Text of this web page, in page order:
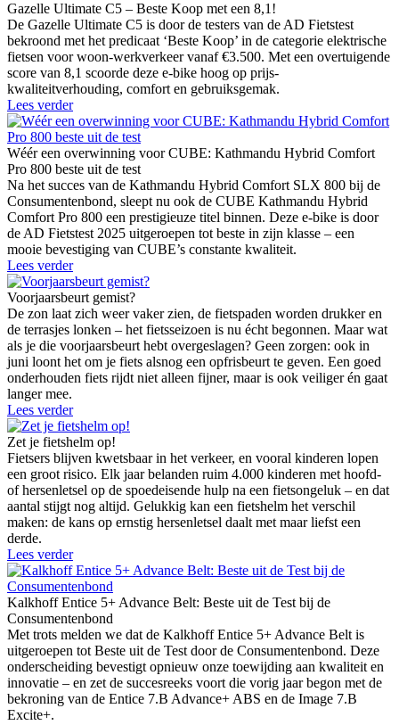
Gazelle Ultimate C5 – Beste Koop met een 8,1!
De Gazelle Ultimate C5 is door de testers van de AD Fietstest
bekroond met het predicaat ‘Beste Koop’ in de categorie elektrische
fietsen voor woon-werkverkeer vanaf €3.500. Met een overtuigende
score van 8,1 scoorde deze e-bike hoog op prijs-
kwaliteitverhouding, comfort en gebruiksgemak.
Lees verder
Wéér een overwinning voor CUBE: Kathmandu Hybrid Comfort
Pro 800 beste uit de test
Na het succes van de Kathmandu Hybrid Comfort SLX 800 bij de
Consumentenbond, sleept nu ook de CUBE Kathmandu Hybrid
Comfort Pro 800 een prestigieuze titel binnen. Deze e-bike is door
de AD Fietstest 2025 uitgeroepen tot beste in zijn klasse – een
mooie bevestiging van CUBE’s constante kwaliteit.
Lees verder
Voorjaarsbeurt gemist?
De zon laat zich weer vaker zien, de fietspaden worden drukker en
de terrasjes lonken – het fietsseizoen is nu écht begonnen. Maar wat
als je die voorjaarsbeurt hebt overgeslagen? Geen zorgen: ook in
juni loont het om je fiets alsnog een opfrisbeurt te geven. Een goed
onderhouden fiets rijdt niet alleen fijner, maar is ook veiliger én gaat
langer mee.
Lees verder
Zet je fietshelm op!
Fietsers blijven kwetsbaar in het verkeer, en vooral kinderen lopen
een groot risico. Elk jaar belanden ruim 4.000 kinderen met hoofd-
of hersenletsel op de spoedeisende hulp na een fietsongeluk – en dat
aantal stijgt nog altijd. Gelukkig kan een fietshelm het verschil
maken: de kans op ernstig hersenletsel daalt met maar liefst een
derde.
Lees verder
Kalkhoff Entice 5+ Advance Belt: Beste uit de Test bij de
Consumentenbond
Met trots melden we dat de Kalkhoff Entice 5+ Advance Belt is
uitgeroepen tot Beste uit de Test door de Consumentenbond. Deze
onderscheiding bevestigt opnieuw onze toewijding aan kwaliteit en
innovatie – en zet de succesreeks voort die vorig jaar begon met de
bekroning van de Entice 7.B Advance+ ABS en de Image 7.B
Excite+.